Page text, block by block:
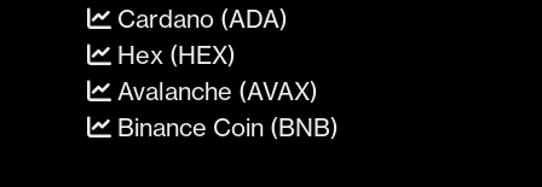
Cardano (ADA)
Hex (HEX)
Avalanche (AVAX)
Binance Coin (BNB)